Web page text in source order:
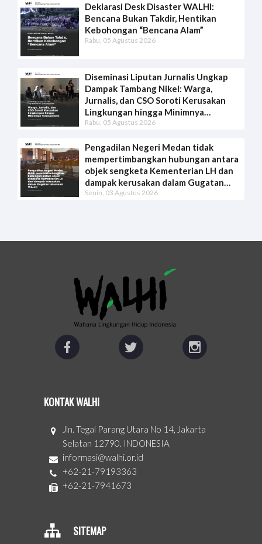
Deklarasi Desk Disaster WALHI:
Bencana Bukan Takdir, Hentikan
Kebohongan “Bencana Alam”
Rabu, 05 Agustus 2026
Diseminasi Liputan Jurnalis Ungkap
Dampak Tambang Nikel: Warga,
Jurnalis, dan CSO Soroti Kerusakan
Lingkungan hingga Minimnya
Transparansi
Rabu, 05 Agustus 2026
Pengadilan Negeri Medan tidak
mempertimbangkan hubungan antara
objek sengketa Kementerian LH dan
dampak kerusakan dalam Gugatan
Intervensi WALHI
Senin, 03 Agustus 2026
KONTAK WALHI
Jln. Tegal Parang Utara No 14, Jakarta
Selatan 12790. INDONESIA
informasi@walhi.or.id
+62-21-79193363
+62-21-7941673
SITEMAP